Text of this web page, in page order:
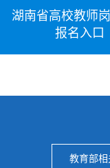
湖南省高校教师
报名入口
教育部